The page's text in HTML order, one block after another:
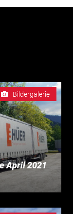
Bildergalerie
April 2021